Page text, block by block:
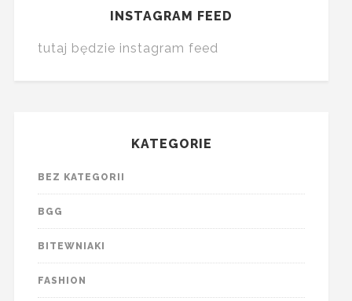
INSTAGRAM FEED
tutaj będzie instagram feed
KATEGORIE
BEZ KATEGORII
BGG
BITEWNIAKI
FASHION